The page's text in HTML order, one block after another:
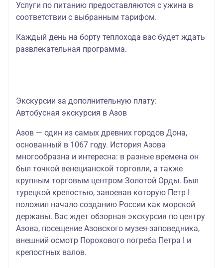
Услуги по питанию предоставляются с ужина в
соответствии с выбранным тарифом.
Каждый день на борту теплохода вас будет ждать
развлекательная программа.
Экскурсии за дополнительную плату:
Автобусная экскурсия в Азов
Азов — один из самых древних городов Дона,
основанный в 1067 году. История Азова
многообразна и интересна: в разные времена он
был точкой венецианской торговли, а также
крупным торговым центром Золотой Орды. Был
турецкой крепостью, завоевав которую Петр I
положил начало созданию России как морской
державы. Вас ждет обзорная экскурсия по центру
Азова, посещение Азовского музея-заповедника,
внешний осмотр Порохового погреба Петра I и
крепостных валов.